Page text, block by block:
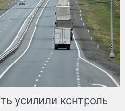
усилили контроль